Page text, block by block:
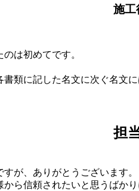
施工
は初めてです。
類に記した名文に次ぐ名文に
担
が、ありがとうございます。
ら信頼されたいと思うばか